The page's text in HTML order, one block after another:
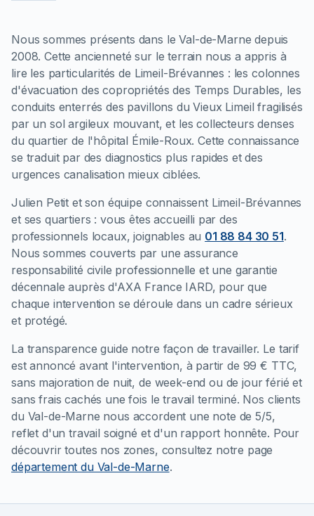
Nous sommes présents dans le Val-de-Marne depuis
2008. Cette ancienneté sur le terrain nous a appris à
lire les particularités de Limeil-Brévannes : les colonnes
d'évacuation des copropriétés des Temps Durables, les
conduits enterrés des pavillons du Vieux Limeil fragilisés
par un sol argileux mouvant, et les collecteurs denses
du quartier de l'hôpital Émile-Roux. Cette connaissance
se traduit par des diagnostics plus rapides et des
urgences canalisation mieux ciblées.
Julien Petit et son équipe connaissent Limeil-Brévannes
et ses quartiers : vous êtes accueilli par des
professionnels locaux, joignables au 01 88 84 30 51.
Nous sommes couverts par une assurance
responsabilité civile professionnelle et une garantie
décennale auprès d'AXA France IARD, pour que
chaque intervention se déroule dans un cadre sérieux
et protégé.
La transparence guide notre façon de travailler. Le tarif
est annoncé avant l'intervention, à partir de 99 € TTC,
sans majoration de nuit, de week-end ou de jour férié et
sans frais cachés une fois le travail terminé. Nos clients
du Val-de-Marne nous accordent une note de 5/5,
reflet d'un travail soigné et d'un rapport honnête. Pour
découvrir toutes nos zones, consultez notre page
département du Val-de-Marne.